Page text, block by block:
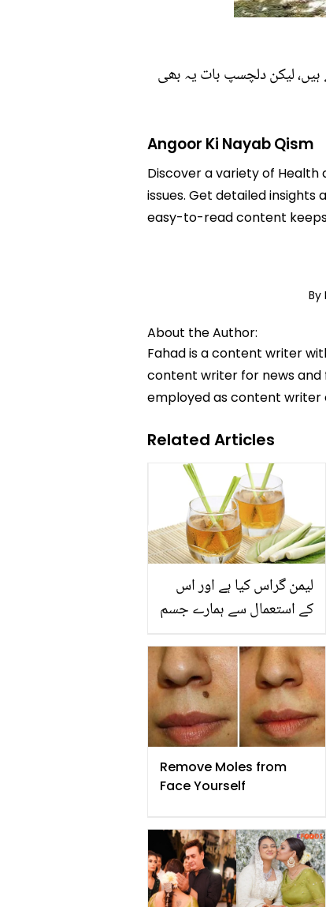
لیکن دلچسپ بات یہ بھی
Angoor Ki Nayab Qism
Discover a variety of Health
issues. Get detailed
easy-to-read content
By
About the Author:
Fahad is a content writer
content writer for news
employed as content writer
Related Articles
لیمن گراس کیا ہے اور اس
کے استعمال سے ہمارے جسم
تبدیلیاں رونما ہوتی ہیں
Remove Moles from
Face Yourself